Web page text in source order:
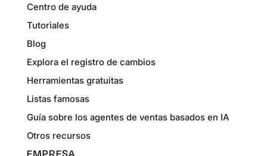
Centro de ayuda
Tutoriales
Blog
Explora el registro de cambios
Herramientas gratuitas
Listas famosas
Guía sobre los agentes de ventas basados en IA
Otros recursos